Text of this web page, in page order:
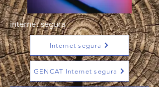
internet segura
Internet segura
GENCAT Internet segura